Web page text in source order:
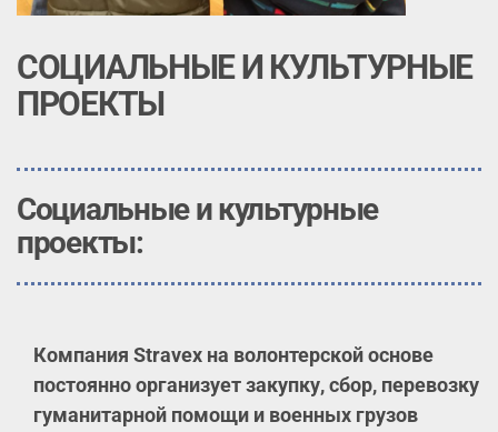
СОЦИАЛЬНЫЕ И КУЛЬТУРНЫЕ
ПРОЕКТЫ
Социальные и культурные
проекты:
Компания Stravex на волонтерской основе
постоянно организует закупку, сбор, перевозку
гуманитарной помощи и военных грузов